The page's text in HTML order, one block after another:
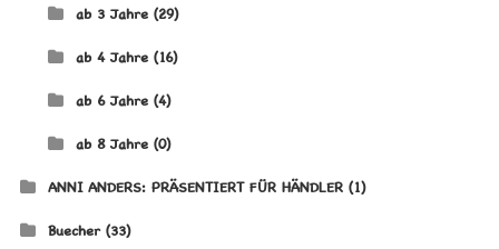
ab 3 Jahre (29)
ab 4 Jahre (16)
ab 6 Jahre (4)
ab 8 Jahre (0)
ANNI ANDERS: PRÄSENTIERT FÜR HÄNDLER (1)
Buecher (33)